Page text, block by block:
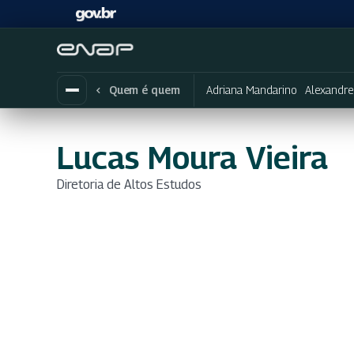
Quem é quem Adriana Mandarino
Lucas Moura Vieira
Diretoria de Altos Estudos